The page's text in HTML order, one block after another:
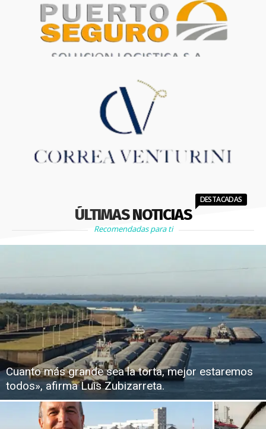
ÚLTIMAS NOTICIAS
DESTACADAS
Recomendadas para ti
Cuanto más grande sea la torta, mejor estaremos
todos», afirma Luis Zubizarreta.